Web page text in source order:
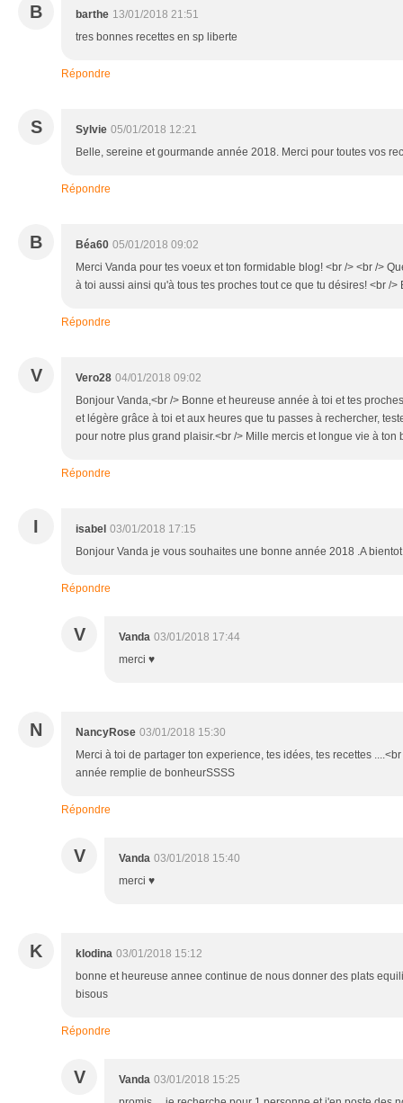
B barthe 13/01/2018 21:51
tres bonnes recettes en sp liberte
Répondre
S Sylvie 05/01/2018 12:21
Belle, sereine et gourmande année 2018. Merci pour toutes vos
Répondre
B Béa60 05/01/2018 09:02
Merci Vanda pour tes voeux et ton formidable blog! <br /> <br />
à toi aussi ainsi qu'à tous tes proches tout ce que tu désires! <br />
Répondre
V Vero28 04/01/2018 09:02
Bonjour Vanda,<br /> Bonne et heureuse année à toi et tes
et légère grâce à toi et aux heures que tu passes à rechercher,
pour notre plus grand plaisir.<br /> Mille mercis et longue vie à ton
Répondre
I isabel 03/01/2018 17:15
Bonjour Vanda je vous souhaites une bonne année 2018 .A bientot
Répondre
V Vanda 03/01/2018 17:44
merci ♥
N NancyRose 03/01/2018 15:30
Merci à toi de partager ton experience, tes idées, tes recettes
année remplie de bonheurSSSS
Répondre
V Vanda 03/01/2018 15:40
merci ♥
K klodina 03/01/2018 15:12
bonne et heureuse annee continue de nous donner des plats
bisous
Répondre
V Vanda 03/01/2018 15:25